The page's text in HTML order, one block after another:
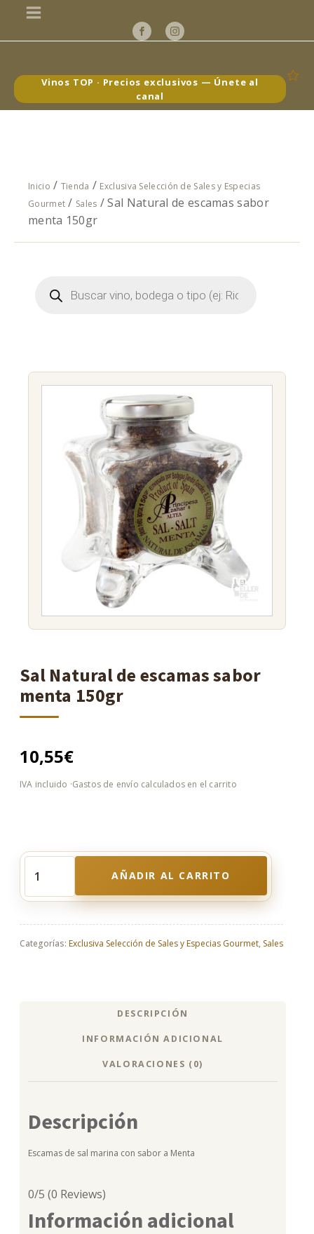
Vinos TOP · Precios exclusivos — Únete al
canal
Inicio / Tienda / Exclusiva Selección de Sales y Especias
Gourmet / Sales / Sal Natural de escamas sabor
menta 150gr
Búsqueda
Sal Natural de escamas sabor
menta 150gr
10,55€
Natural
escamas
sabor
AÑADIR AL CARRITO
Categorías: Exclusiva Selección de Sales y Especias Gourmet, Sales
DESCRIPCIÓN
INFORMACIÓN ADICIONAL
VALORACIONES (0)
Descripción
Escamas de sal marina con sabor a Menta
0/5 (0 Reviews)
Información adicional